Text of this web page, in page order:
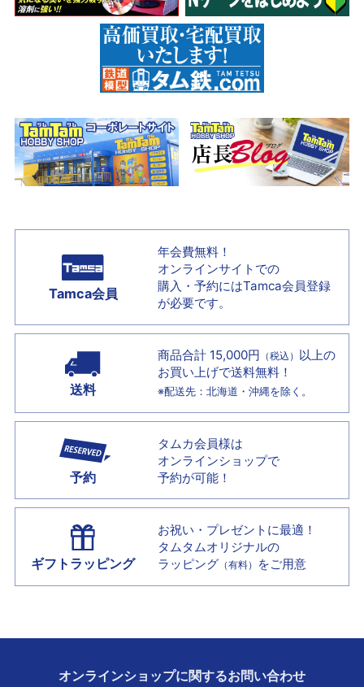
Tamca会員
年会費無料！
オンラインサイトでの
購入・予約にはTamca会員登録
が必要です。
送料
商品合計 15,000円 （税込） 以上の
お買い上げで送料無料！
※配送先：北海道・沖縄を除く。
予約
タムカ会員様は
オンラインショップで
予約が可能！
ギフトラッピング
お祝い・プレゼントに最適！
タムタムオリジナルの
ラッピング （有料） をご用意
オンラインショップに関するお問い合わせ